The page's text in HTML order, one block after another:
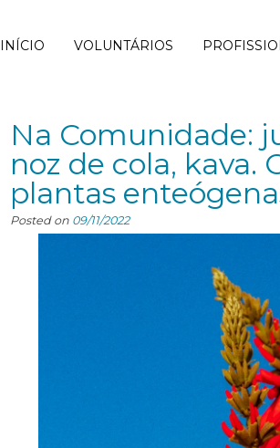
INÍCIO VOLUNTÁRIOS
Na Comunidade:
noz de cola, kava.
plantas
Posted on 09/11/2022